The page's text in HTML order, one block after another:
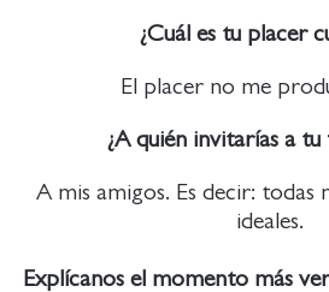
¿Cuál es tu placer
El placer no me
¿A quién invitarías a tu
A mis amigos. Es decir: todas
ideales.
Explícanos el momento más